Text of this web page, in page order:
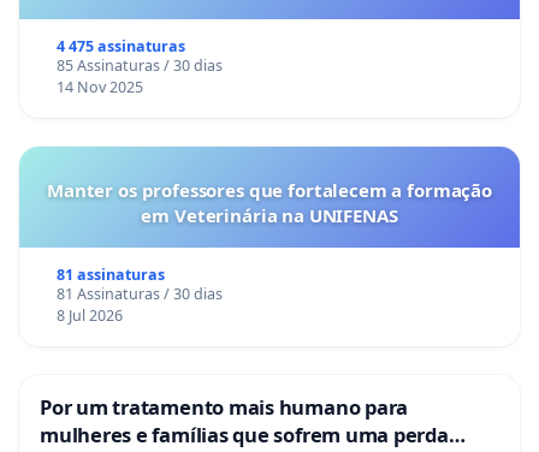
4 475 assinaturas
85 Assinaturas / 30 dias
14 Nov 2025
Manter os professores que fortalecem a formação
em Veterinária na UNIFENAS
81 assinaturas
81 Assinaturas / 30 dias
8 Jul 2026
Por um tratamento mais humano para
mulheres e famílias que sofrem uma perda